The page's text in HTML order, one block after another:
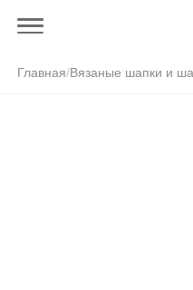
Главная/Вязаные шапки и